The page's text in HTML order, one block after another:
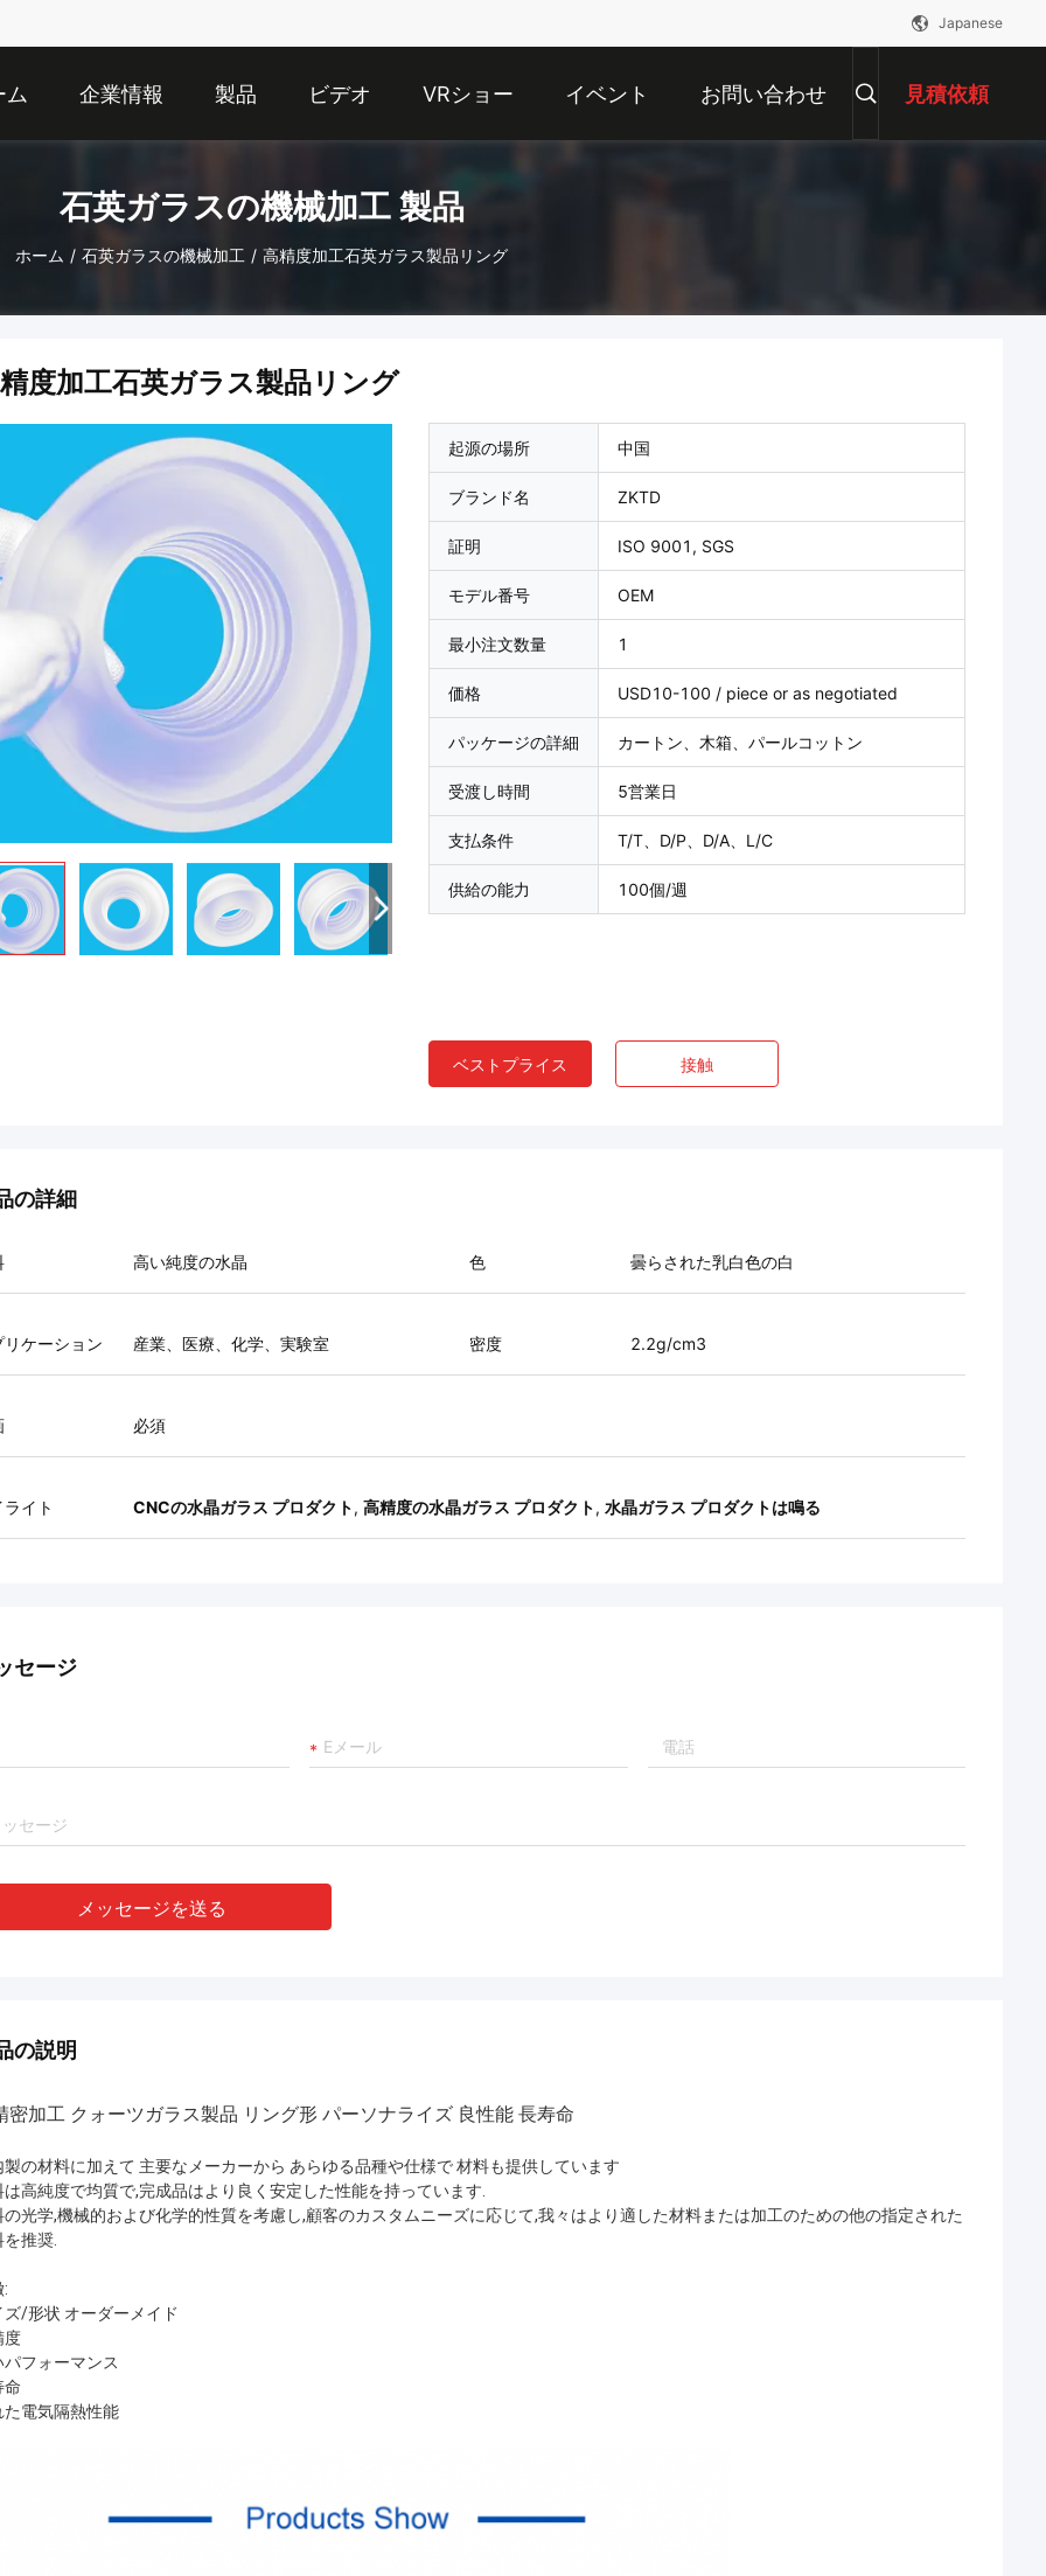
Japanese
ム 企業情報 製品 ビデオ VRショー イベント お問い合わせ 見積依頼
石英ガラスの機械加工 製品
ホーム / 石英ガラスの機械加工 / 高精度加工石英ガラス製品リング
度加工石英ガラス製品リング
起源の場所 中国
ブランド名 ZKTD
証明 ISO 9001, SGS
モデル番号 OEM
最小注文数量 1
価格 USD10-100 / piece or as negotiated
パッケージの詳細 カートン、木箱、パールコットン
受渡し時間 5営業日
支払条件 T/T、D/P、D/A、L/C
供給の能力 100個/週
ベストプライス 接触
の詳細
高い純度の水晶 色 曇らされた乳白色の白
リケーション 産業、医療、化学、実験室 密度 2.2g/cm3
必須
イト CNCの水晶ガラス プロダクト, 高精度の水晶ガラス プロダクト, 水晶ガラス プロダクトは鳴る
セージ
メッセージを送る
の説明
密加工 クォーツガラス製品 リング形 パーソナライズ 良性能 長寿命
製の材料に加えて 主要なメーカーから あらゆる品種や仕様で 材料も提供しています
は高純度で均質で,完成品はより良く安定した性能を持っています.
の光学,機械的および化学的性質を考慮し,顧客のカスタムニーズに応じて,我々はより適した材料または加工のための他の指定された
推奨.
:
ズ/形状 オーダーメイド
度
パフォーマンス
命
た電気隔熱性能